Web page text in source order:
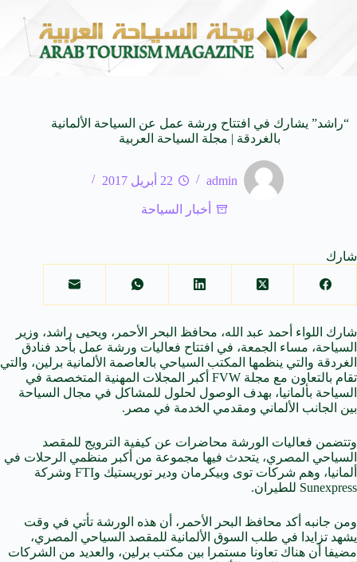
كيفنا.. في كل وجهة سحر خاص* 8 أغسطس 2026 افتتاح اكبر
“راشد” يشارك في افتتاح ورشة عمل عن السياحة الألمانية
بالغردقة | مجلة السياحة العربية
admin 22 أبريل 2017
أخبار السياحة
شارك
شارك اللواء أحمد عبد الله، محافظ البحر الأحمر، ويحيى راشد، وزير
السياحة، مساء الجمعة، في افتتاح فعاليات ورشة عمل بأحد فنادق
الغردقة والتي ينظمها المكتب السياحي بالعاصمة الألمانية برلين، والتي
تقام بالتعاون مع مجلة FVW أكبر المجلات المهنية المتخصصة في
السياحة بألمانيا، بهدف الوصول لحلول للمشاكل في مجال السياحة
بين الجانب الألماني ومقدمي الخدمة في مصر.
وتتضمن فعاليات الورشة محاضرات عن كيفية الترويج للمقصد
السياحي المصري، يتحدث فيها مجموعة من أكبر منظمي الرحلات في
ألمانيا، وهم شركات توى وبيكرمان ودير توريستيك وFTI وشركة
Sunexpress للطيران.
ومن جانبه أكد محافظ البحر الأحمر، أن هذه الورشة تأتي في وقت
يشهد تزايدا في طلب السوق الألمانية للمقصد السياحي المصري،
مضيفا أن هناك تعاونا مستمرا بين مكتب برلين، والعديد من الشركات